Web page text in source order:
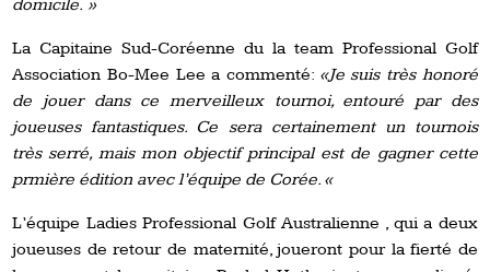
domicile. »
La Capitaine Sud-Coréenne du la team Professional Golf
Association Bo-Mee Lee a commenté: «Je suis très honoré
de jouer dans ce merveilleux tournoi, entouré par des
joueuses fantastiques. Ce sera certainement un tournois
très serré, mais mon objectif principal est de gagner cette
prmière édition avec l’équipe de Corée. «
L’équipe Ladies Professional Golf Australienne , qui a deux
joueuses de retour de maternité, joueront pour la fierté de